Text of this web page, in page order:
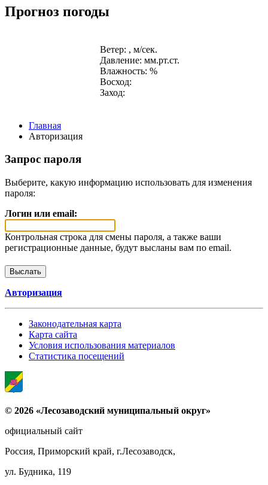
Прогноз погоды
Ветер: , м/сек.
Давление: мм.рт.ст.
Влажность: %
Восход:
Заход:
Главная
Авторизация
Запрос пароля
Выберите, какую информацию использовать для изменения
пароля:
Логин или email:
Контрольная строка для смены пароля, а также ваши
регистрационные данные, будут высланы вам по email.
Авторизация
Законодательная карта
Карта сайта
Условия использования материалов
Статистика посещений
© 2026 «Лесозаводский муниципальный округ»
официальный сайт
Россия, Приморский край, г.Лесозаводск,
ул. Будника, 119